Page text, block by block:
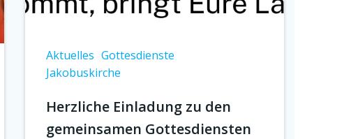
Aktuelles Gottesdienste
Jakobuskirche
Herzliche Einladung zu den
gemeinsamen Gottesdiensten